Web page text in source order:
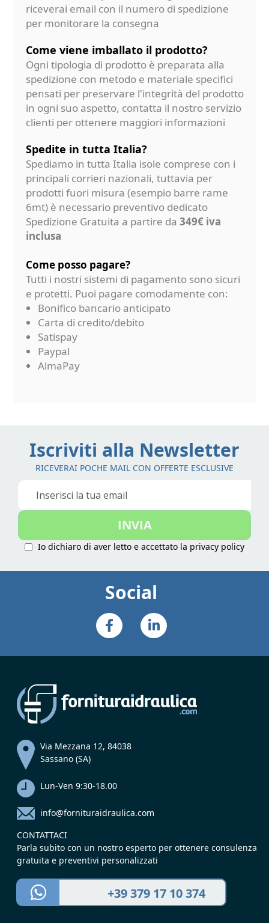
riceverai email con il numero di spedizione
per monitorare la consegna
Come viene imballato il prodotto?
Ogni tipologia di prodotto è preparata alla
spedizione con metodo e materiale specifici
pensati per preservare l'integrità del prodotto
in ogni suo aspetto, contatta il nostro servizio
clienti per ottenere maggiori informazioni
Spedite in tutta Italia?
Spediamo in tutta Italia isole comprese con i
principali corrieri nazionali, tuttavia per
prodotti fuori misura (esempio barre rame
6mt) è necessario preventivo dedicato
Spedizione Gratuita a partire da 349€ iva
inclusa
Come posso pagare?
Tutti i nostri sistemi di pagamento sono sicuri
e protetti. Puoi pagare comodamente con:
Bonifico bancario anticipato
Carta di credito/debito
Satispay
Paypal
AlmaPay
Iscriviti alla Newsletter
RICEVERAI POCHE MAIL CON OFFERTE ESCLUSIVE
Iscriviti
nostra
INVIA
Io dichiaro di aver letto e accettato la privacy policy
Social
Via Mezzana 12, 84038
Sassano (SA)
Lun-Ven 9:30-18.00
info@fornituraidraulica.com
CONTATTACI
Parla subito con un nostro esperto per ottenere consulenza
gratuita e preventivi personalizzati
+39 379 17 10 374